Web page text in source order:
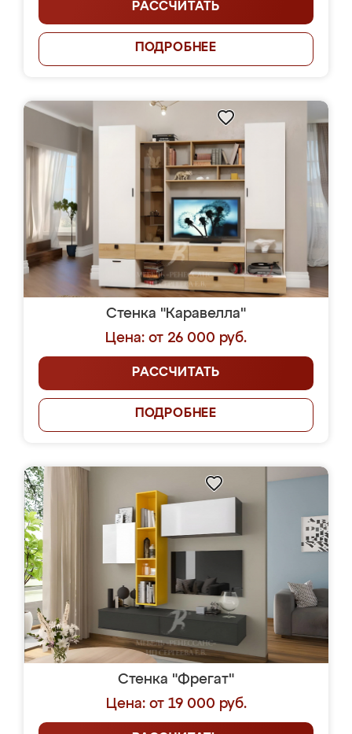
РАССЧИТАТЬ
ПОДРОБНЕЕ
Стенка "Каравелла"
Цена: от 26 000 руб.
РАССЧИТАТЬ
ПОДРОБНЕЕ
Стенка "Фрегат"
Цена: от 19 000 руб.